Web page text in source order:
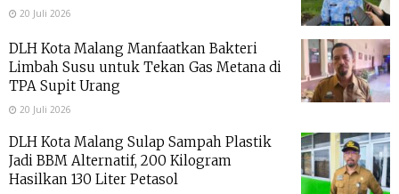
20 Juli 2026
DLH Kota Malang Manfaatkan Bakteri
Limbah Susu untuk Tekan Gas Metana di
TPA Supit Urang
20 Juli 2026
DLH Kota Malang Sulap Sampah Plastik
Jadi BBM Alternatif, 200 Kilogram
Hasilkan 130 Liter Petasol